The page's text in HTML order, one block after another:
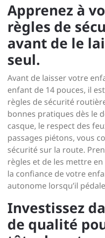
Apprenez à
règles de
avant de le
seul.
Avant de laisser votre
enfant de 14 pouces, il
règles de sécurité
bonnes pratiques dès le
casque, le respect des
passages piétons, vous
sécurité sur la route.
règles et de les mettre
la confiance de votre
autonome lorsqu’il
Investissez
de qualité